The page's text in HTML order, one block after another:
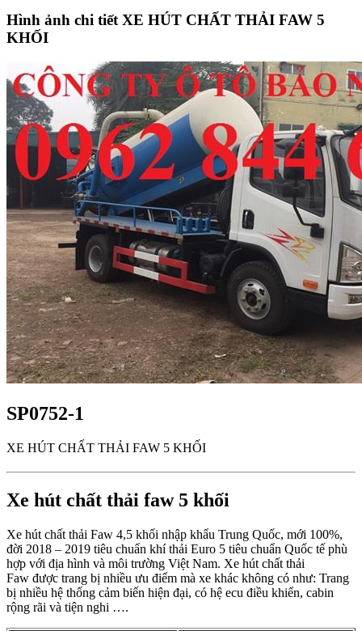
Hình ảnh chi tiết XE HÚT CHẤT THẢI FAW 5
KHỐI
SP0752-1
XE HÚT CHẤT THẢI FAW 5 KHỐI
Xe hút chất thải faw 5 khối
Xe hút chất thải Faw 4,5 khối nhập khẩu Trung Quốc, mới 100%,
đời 2018 – 2019 tiêu chuẩn khí thải Euro 5 tiêu chuẩn Quốc tế phù
hợp với địa hình và môi trường Việt Nam. Xe hút chất thải
Faw được trang bị nhiều ưu điểm mà xe khác không có như: Trang
bị nhiều hệ thống cảm biến hiện đại, có hệ ecu điều khiển, cabin
rộng rãi và tiện nghi ….